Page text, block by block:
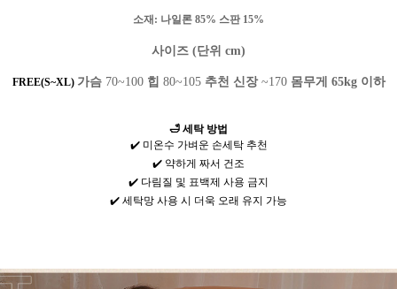
소재: 나일론 85% 스판 15%
사이즈 (단위 cm)
FREE(S~XL) 가슴 70~100힙 80~105 추천 신장 ~170몸무게 65kg 이하
🛁 세탁 방법
✔️ 미온수 가벼운 손세탁 추천
✔️ 약하게 짜서 건조
✔️ 다림질 및 표백제 사용 금지
✔️ 세탁망 사용 시 더욱 오래 유지 가능